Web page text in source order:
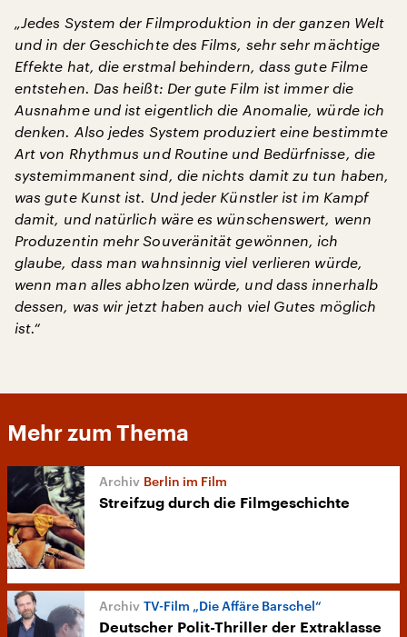
„Jedes System der Filmproduktion in der ganzen Welt
und in der Geschichte des Films, sehr sehr mächtige
Effekte hat, die erstmal behindern, dass gute Filme
entstehen. Das heißt: Der gute Film ist immer die
Ausnahme und ist eigentlich die Anomalie, würde ich
denken. Also jedes System produziert eine bestimmte
Art von Rhythmus und Routine und Bedürfnisse, die
systemimmanent sind, die nichts damit zu tun haben,
was gute Kunst ist. Und jeder Künstler ist im Kampf
damit, und natürlich wäre es wünschenswert, wenn
Produzentin mehr Souveränität gewönnen, ich
glaube, dass man wahnsinnig viel verlieren würde,
wenn man alles abholzen würde, und dass innerhalb
dessen, was wir jetzt haben auch viel Gutes möglich
ist.“
Mehr zum Thema
Berlin im Film
Streifzug durch die Filmgeschichte
TV-Film „Die Affäre Barschel“
Deutscher Polit-Thriller der Extraklasse